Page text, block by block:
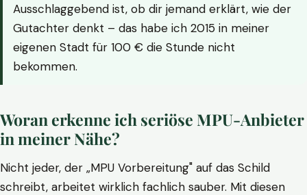
Ausschlaggebend ist, ob dir jemand erklärt, wie der
Gutachter denkt – das habe ich 2015 in meiner
eigenen Stadt für 100 € die Stunde nicht
bekommen.
Woran erkenne ich seriöse MPU-Anbieter
in meiner Nähe?
Nicht jeder, der „MPU Vorbereitung" auf das Schild
schreibt, arbeitet wirklich fachlich sauber. Mit diesen